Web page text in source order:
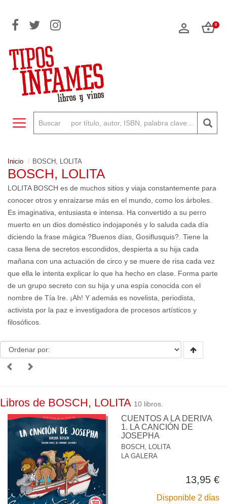
0
Toggle navigation
Inicio BOSCH, LOLITA
BOSCH, LOLITA
LOLITA BOSCH es de muchos sitios y viaja constantemente para
conocer otros y enraizarse más en el mundo, como los árboles.
Es imaginativa, entusiasta e intensa. Ha convertido a su perro
muerto en un dios doméstico indojaponés y lo saluda cada día
diciendo la frase mágica ?Buenos días, Gosiflusquis?. Tiene la
casa llena de secretos escondidos, despierta a su hija cada
mañana con una actuación de circo y se muere de risa cada vez
que ella le intenta explicar lo que ha hecho en clase. Forma parte
de un grupo secreto con su hija y una espía conocida con el
nombre de Tía Ire. ¡Ah! Y además es novelista, periodista,
activista por la paz e investigadora de procesos artísticos y
filosóficos.
Libros de BOSCH, LOLITA 10 libros.
CUENTOS A LA DERIVA
1. LA CANCIÓN DE
JOSEPHA
BOSCH, LOLITA
LA GALERA
13,95 €
Disponible 2 días